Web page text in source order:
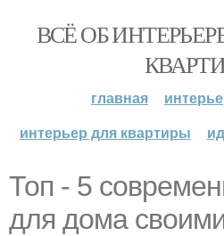
ВСЁ ОБ
главная
интерьер для квартиры
Топ - 5
для дома